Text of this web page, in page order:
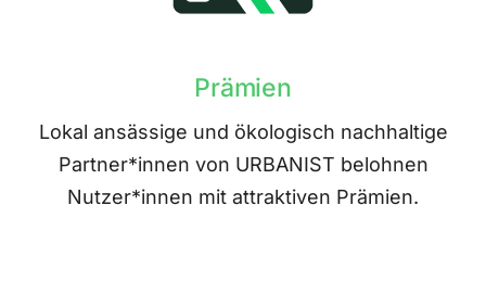
Prämien
Lokal ansässige und ökologisch nachhaltige
Partner*innen von URBANIST belohnen
Nutzer*innen mit attraktiven Prämien.